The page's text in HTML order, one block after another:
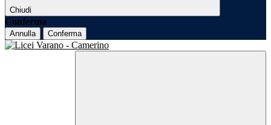
Chiudi
Conferma
Annulla Conferma